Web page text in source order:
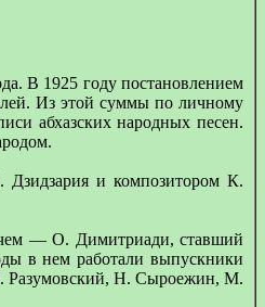
В 1925 году постановлением
Из этой суммы по личному
абхазских народных песен.
Дзидзария и композитором К.
— О. Димитриади, ставший
в нем работали выпускники
Разумовский, Н. Сыроежин, М.